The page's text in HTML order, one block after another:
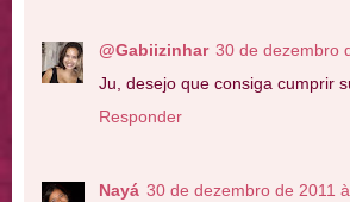
@Gabiizinhar 30 de dezembro
Ju, desejo que consiga cumprir
Responder
Nayá 30 de dezembro de 2011